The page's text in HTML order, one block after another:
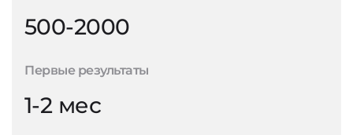
500-2000
Первые результаты
1-2 мес